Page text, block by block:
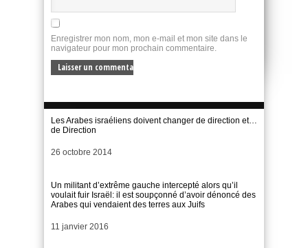
Enregistrer mon nom, mon e-mail et mon site dans le
navigateur pour mon prochain commentaire.
Les Arabes israéliens doivent changer de direction et…
de Direction
Date
26 octobre 2014
Un militant d’extrême gauche intercepté alors qu’il
voulait fuir Israël: il est soupçonné d’avoir dénoncé des
Arabes qui vendaient des terres aux Juifs
Date
11 janvier 2016